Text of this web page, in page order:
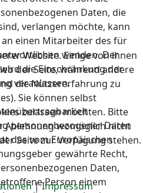
Daten, die
verlangen möchte, kann
einen Mitarbeiter des für
wenden. Der
die Einschränkung der
veranlassen.
personenbezogener Daten
das vom Europäischen
gewährte Recht,
Daten,
Person einem
Website. Einige von ihnen
der Seite, während andere
die Nutzererfahrung zu
Sie können selbst
zulassen möchten. Bitte
Ablehnung womöglich nicht
Seite zur Verfügung stehen.
|Impressum